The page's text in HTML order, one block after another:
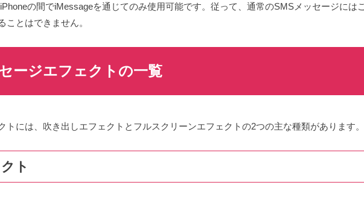
の間でiMessageを通じてのみ使用可能です。従って、通常のSMSメッセージにはこ
ことはできません。
ージエフェクトの一覧
トには、吹き出しエフェクトとフルスクリーンエフェクトの2つの主な種類があります。
ト